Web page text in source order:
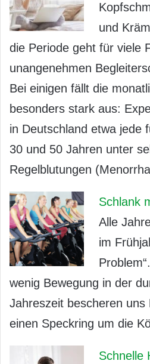
und
die Periode geht für viele
unangenehmen
Bei einigen fällt die
besonders stark aus:
in Deutschland etwa jede
30 und 50 Jahren unter
Regelblutungen
Schlank
Alle
im
wenig Bewegung in der
Jahreszeit bescheren uns
einen Speckring um die
Schnelle